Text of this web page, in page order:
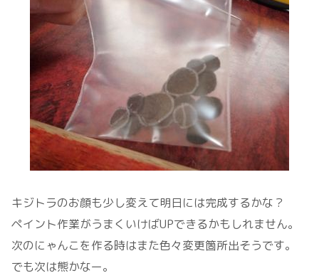
キジトラのお顔も少し変えて明日には完成するかな？
ペイント作業がうまくいけばUPできるかもしれません。
次のにゃんこを作る時はまた色々変更箇所出そうです。
でも次は熊かなー。